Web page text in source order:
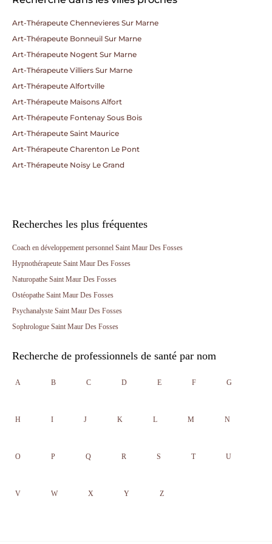
Art-Thérapeute Chennevieres Sur Marne
Art-Thérapeute Bonneuil Sur Marne
Art-Thérapeute Nogent Sur Marne
Art-Thérapeute Villiers Sur Marne
Art-Thérapeute Alfortville
Art-Thérapeute Maisons Alfort
Art-Thérapeute Fontenay Sous Bois
Art-Thérapeute Saint Maurice
Art-Thérapeute Charenton Le Pont
Art-Thérapeute Noisy Le Grand
Recherches les plus fréquentes
Coach en développement personnel Saint Maur Des Fosses
Hypnothérapeute Saint Maur Des Fosses
Naturopathe Saint Maur Des Fosses
Ostéopathe Saint Maur Des Fosses
Psychanalyste Saint Maur Des Fosses
Sophrologue Saint Maur Des Fosses
Recherche de professionnels de santé par nom
A B C D E F G
H I J K L M N
O P Q R S T U
V W X Y Z